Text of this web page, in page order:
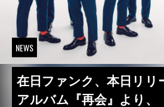
NEWS
在日ファンク、本日リリ
アルバム『再会』より、